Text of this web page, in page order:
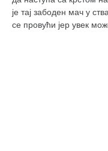
кушанку
пасаи
је тај забоден мач у
се провући јер увек